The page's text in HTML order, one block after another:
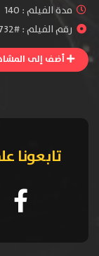
مدة الفيلم : 140
رقم الفيلم : #97732
أضف إلى
تابعونا